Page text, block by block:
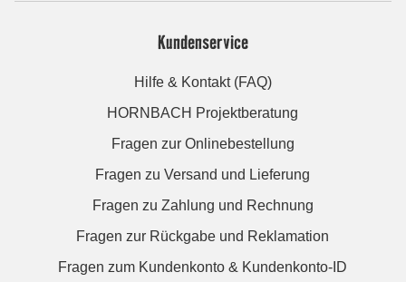
Kundenservice
Hilfe & Kontakt (FAQ)
HORNBACH Projektberatung
Fragen zur Onlinebestellung
Fragen zu Versand und Lieferung
Fragen zu Zahlung und Rechnung
Fragen zur Rückgabe und Reklamation
Fragen zum Kundenkonto & Kundenkonto-ID